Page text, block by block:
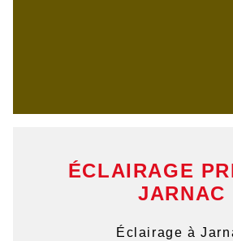
ÉCLAIRAGE
JARNAC
Éclairage à